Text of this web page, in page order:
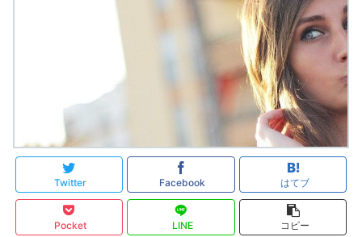
Twitter Facebook はてブ
Pocket LINE コピー